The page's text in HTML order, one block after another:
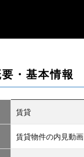
・基本情報
賃貸
賃貸物件の内見動画